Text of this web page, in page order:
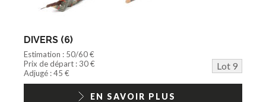
DIVERS (6)
Estimation : 50/60 €
Prix de départ : 30 €
Lot 9
Adjugé : 45 €
EN SAVOIR PLUS